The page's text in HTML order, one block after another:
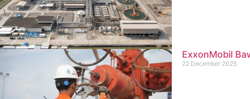
ExxonMobil
22 December 2025